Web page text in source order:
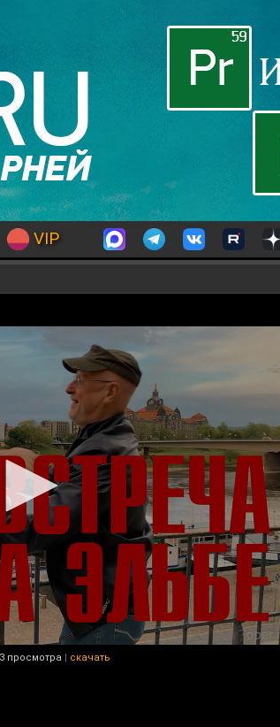
VIP
просмотра | скачать